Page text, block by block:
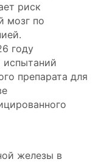
риск
мозг по
году
испытаний
препарата для
железы в